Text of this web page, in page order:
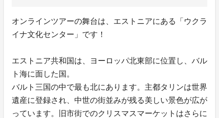
オンラインツアーの舞台は、エストニアにある「ウクラ
イナ文化センター」です！
エストニア共和国は、ヨーロッパ北東部に位置し、バル
ト海に面した国。
バルト三国の中で最も北にあります。主都タリンは世界
遺産に登録され、中世の街並みが残る美しい景色が広が
っています。旧市街でのクリスマスマーケットはさらに